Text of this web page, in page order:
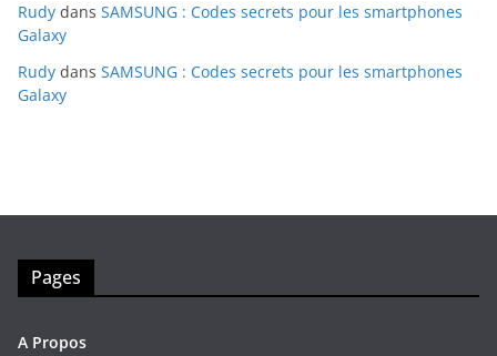
Rudy dans SAMSUNG : Codes secrets pour les smartphones
Galaxy
Rudy dans SAMSUNG : Codes secrets pour les smartphones
Galaxy
Pages
A Propos